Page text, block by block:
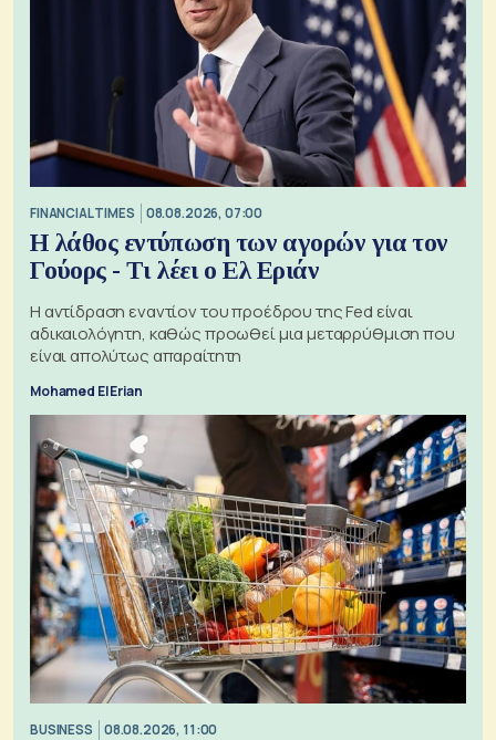
FINANCIAL TIMES 08.08.2026, 07:00
Η λάθος εντύπωση των αγορών για τον
Γούορς - Τι λέει ο Ελ Εριάν
Η αντίδραση εναντίον του προέδρου της Fed είναι
αδικαιολόγητη, καθώς προωθεί μια μεταρρύθμιση που
είναι απολύτως απαραίτητη
Mohamed El Erian
BUSINESS 08.08.2026, 11:00